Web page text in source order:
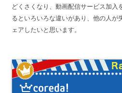
どくさくなり、動画配信サービス加入
るといろいろな違いがあり、他の人が
ェアしたいと思います。